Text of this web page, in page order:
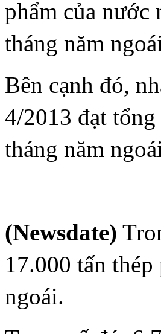
phẩm của nước
tháng năm
Bên cạnh đó,
4/2013 đạt
tháng năm
(Newsdate)
17.000 tấn
ngoái.